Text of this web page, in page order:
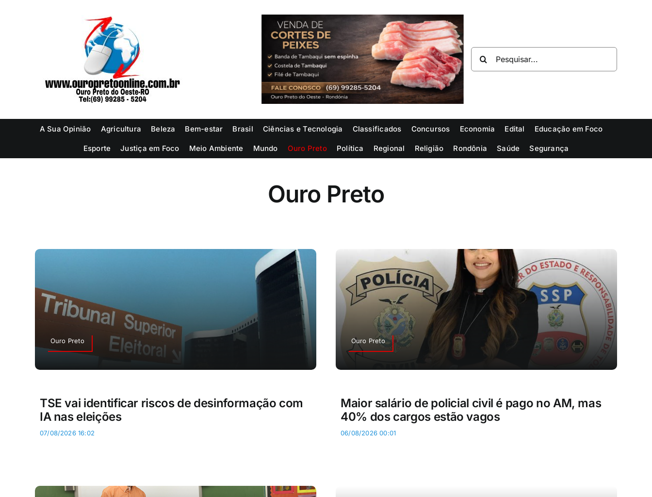
resultados
A Sua Opinião Agricultura Beleza Bem-estar Brasil Ciências e Tecnologia Classificados Concursos Economia Edital Educação em Foco
Esporte Justiça em Foco Meio Ambiente Mundo Ouro Preto Política Regional Religião Rondônia Saúde Segurança
Ouro Preto
Ouro Preto
TSE vai identificar riscos de desinformação com
IA nas eleições
07/08/2026 16:02
Ouro Preto
Maior salário de policial civil é pago no AM, mas
40% dos cargos estão vagos
06/08/2026 00:01